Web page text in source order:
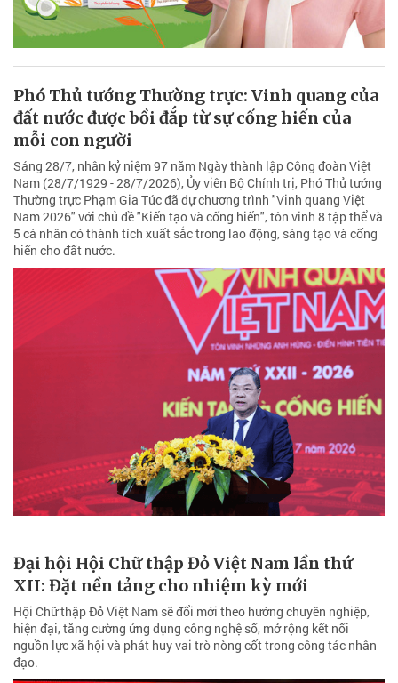
Phó Thủ tướng Thường trực: Vinh quang của
đất nước được bồi đắp từ sự cống hiến của
mỗi con người
Sáng 28/7, nhân kỷ niệm 97 năm Ngày thành lập Công đoàn Việt
Nam (28/7/1929 - 28/7/2026), Ủy viên Bộ Chính trị, Phó Thủ tướng
Thường trực Phạm Gia Túc đã dự chương trình "Vinh quang Việt
Nam 2026" với chủ đề "Kiến tạo và cống hiến", tôn vinh 8 tập thể và
5 cá nhân có thành tích xuất sắc trong lao động, sáng tạo và cống
hiến cho đất nước.
Đại hội Hội Chữ thập Đỏ Việt Nam lần thứ
XII: Đặt nền tảng cho nhiệm kỳ mới
Hội Chữ thập Đỏ Việt Nam sẽ đổi mới theo hướng chuyên nghiệp,
hiện đại, tăng cường ứng dụng công nghệ số, mở rộng kết nối
nguồn lực xã hội và phát huy vai trò nòng cốt trong công tác nhân
đạo.